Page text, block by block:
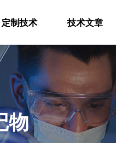
定制技术 技术文章
物